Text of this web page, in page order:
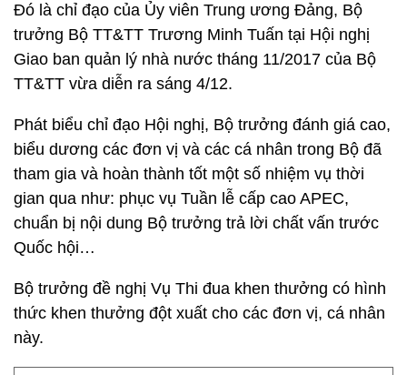
Đó là chỉ đạo của Ủy viên Trung ương Đảng, Bộ
trưởng Bộ TT&TT Trương Minh Tuấn tại Hội nghị
Giao ban quản lý nhà nước tháng 11/2017 của Bộ
TT&TT vừa diễn ra sáng 4/12.
Phát biểu chỉ đạo Hội nghị, Bộ trưởng đánh giá cao,
biểu dương các đơn vị và các cá nhân trong Bộ đã
tham gia và hoàn thành tốt một số nhiệm vụ thời
gian qua như: phục vụ Tuần lễ cấp cao APEC,
chuẩn bị nội dung Bộ trưởng trả lời chất vấn trước
Quốc hội…
Bộ trưởng đề nghị Vụ Thi đua khen thưởng có hình
thức khen thưởng đột xuất cho các đơn vị, cá nhân
này.